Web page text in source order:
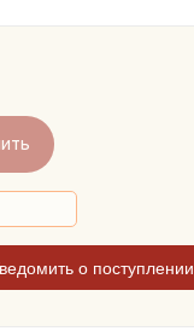
о поступлении